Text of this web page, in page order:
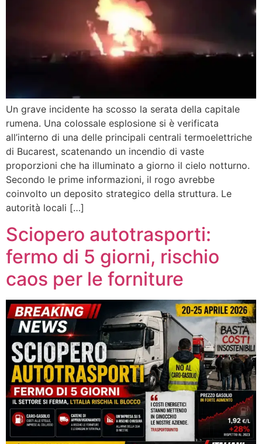
Un grave incidente ha scosso la serata della capitale
rumena. Una colossale esplosione si è verificata
all’interno di una delle principali centrali termoelettriche
di Bucarest, scatenando un incendio di vaste
proporzioni che ha illuminato a giorno il cielo notturno.
Secondo le prime informazioni, il rogo avrebbe
coinvolto un deposito strategico della struttura. Le
autorità locali […]
Sciopero autotrasporti:
fermo di 5 giorni, rischio
caos per le forniture